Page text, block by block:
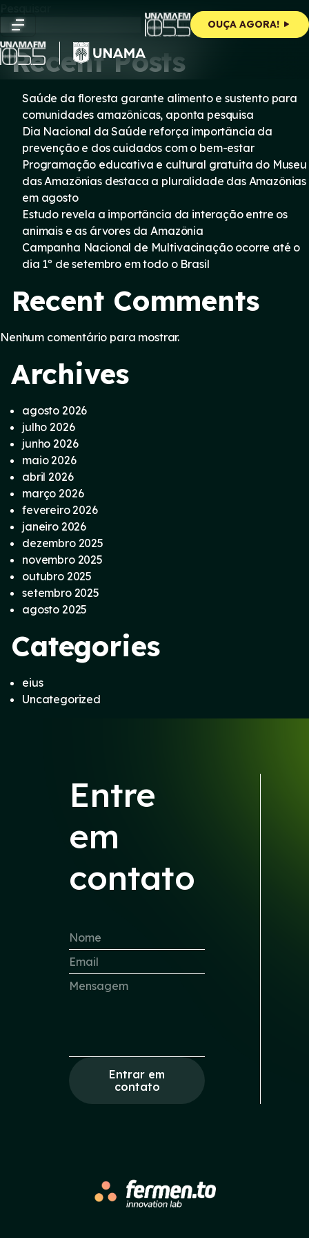
content
OUÇA AGORA!
Pesquisar
Pesquisar
Recent Posts
Saúde da floresta garante alimento e sustento para
comunidades amazônicas, aponta pesquisa
Dia Nacional da Saúde reforça importância da
prevenção e dos cuidados com o bem-estar
Programação educativa e cultural gratuita do Museu
das Amazônias destaca a pluralidade das Amazônias
em agosto
Estudo revela a importância da interação entre os
animais e as árvores da Amazônia
Campanha Nacional de Multivacinação ocorre até o
dia 1º de setembro em todo o Brasil
Recent Comments
Nenhum comentário para mostrar.
Archives
agosto 2026
julho 2026
junho 2026
maio 2026
abril 2026
março 2026
fevereiro 2026
janeiro 2026
dezembro 2025
novembro 2025
outubro 2025
setembro 2025
agosto 2025
Categories
eius
Uncategorized
Entre
em
contato
Entrar em
contato